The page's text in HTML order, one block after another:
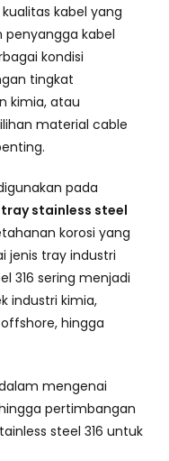
kabel yang
penyangga kabel
kondisi
tingkat
kimia, atau
material cable
pada
stainless steel
korosi yang
jenis tray industri
316 sering menjadi
industri kimia,
hingga
mengenai
pertimbangan
steel 316 untuk